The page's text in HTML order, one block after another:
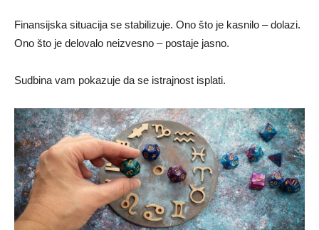
Finansijska situacija se stabilizuje. Ono što je kasnilo – dolazi.
Ono što je delovalo neizvesno – postaje jasno.
Sudbina vam pokazuje da se istrajnost isplati.